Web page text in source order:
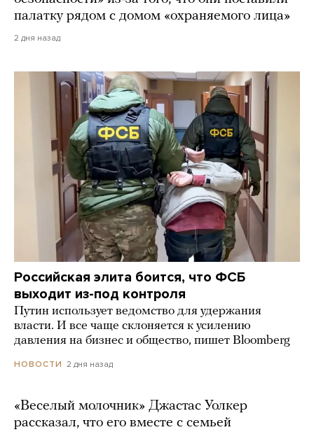
палатку рядом с домом «охраняемого лица»
2 дня назад
Российская элита боится, что ФСБ
выходит из-под контроля
Путин использует ведомство для удержания
власти. И все чаще склоняется к усилению
давления на бизнес и общество, пишет Bloomberg
НОВОСТИ 2 дня назад
«Веселый молочник» Джастас Уолкер
рассказал, что его вместе с семьей